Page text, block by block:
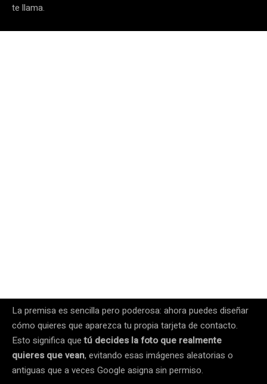
te llama.
La premisa es sencilla pero poderosa: ahora puedes diseñar
cómo quieres que aparezca tu propia tarjeta de contacto.
Esto significa quetú decides la foto que realmente
quieres que vean, evitando esas imágenes aleatorias o
antiguas que a veces Google asigna sin permiso.